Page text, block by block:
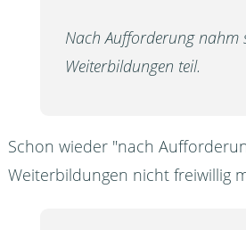
Nach Aufforderung nahm
Weiterbildungen teil.
Schon wieder "nach
Weiterbildungen nicht freiwillig